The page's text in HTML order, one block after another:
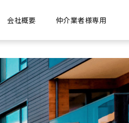
会社概要 仲介業者様専用